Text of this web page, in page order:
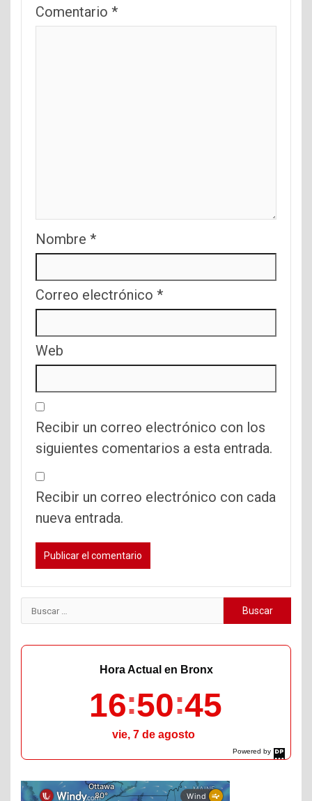
Comentario *
Nombre *
Correo electrónico *
Web
Recibir un correo electrónico con los
siguientes comentarios a esta entrada.
Recibir un correo electrónico con cada
nueva entrada.
Buscar:
Powered by
DaysPedia.com
Hora Actual en Bronx
16 50 47
vie, 7 de agosto